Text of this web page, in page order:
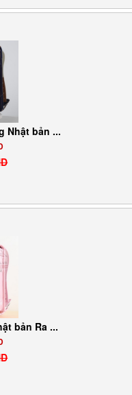
Nhật bản ...
bản Ra ...